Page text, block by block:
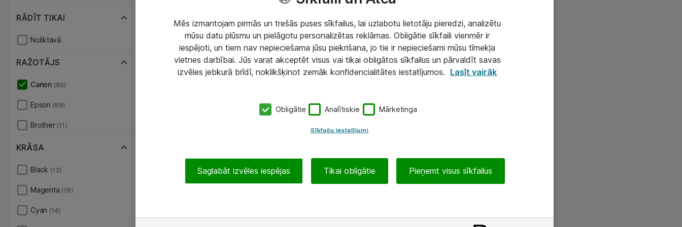
RĀDĪT TIKAI
Noliktavā
RAŽOTĀJS
Canon (86)
Epson (69)
Brother (11)
KRĀSA
Black (13)
Magenta (18)
Cyan (14)
Mēs izmantojam pirmās un trešās puses sīkfailus, lai uzlabotu lietotāju pieredzi, analizētu
mūsu datu plūsmu un pielāgotu personalizētas reklāmas. Obligātie sīkfaili vienmēr ir
iespējoti, un tiem nav nepieciešama jūsu piekrišana, jo tie ir nepieciešami mūsu tīmekļa
vietnes darbībai. Jūs varat akceptēt visus vai tikai obligātos sīkfailus un pārvaldīt savas
izvēles jebkurā brīdī, noklikšķinot zemāk konfidencialitātes iestatījumos. Lasīt vairāk
Obligātie Analītiskie Mārketinga
Sīkfailu iestatījumi
Saglabāt izvēles iespējas Tikai obligātie Pieņemt visus sīkfailus